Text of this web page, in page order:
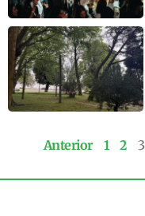
Anterior 1 2 3